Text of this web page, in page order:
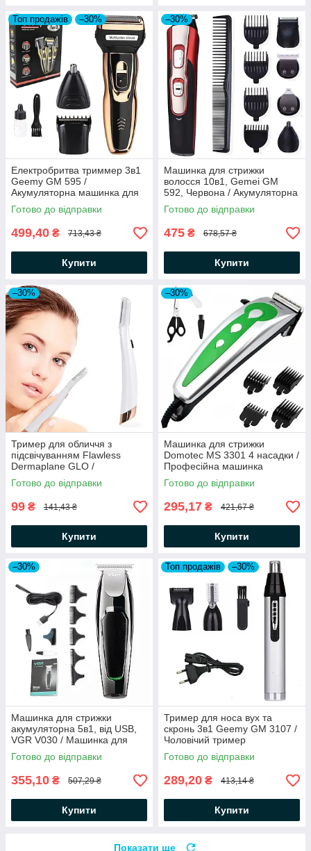
Топ продажів –30%
Електробритва триммер 3в1
Geemy GM 595 /
Акумуляторна машинка для
стрижки / Бритва шейвер
Готово до відправки
499,40 ₴ 713,43 ₴
Купити
–30%
Машинка для стрижки
волосся 10в1, Gemei GM
592, Червона / Акумуляторна
бритва-триммер для стрижки
волосся
Готово до відправки
475 ₴ 678,57 ₴
Купити
–30%
Тример для обличчя з
підсвічуванням Flawless
Dermaplane GLO /
Портативний жіночий міні
тример
Готово до відправки
99 ₴ 141,43 ₴
Купити
–30%
Машинка для стрижки
Domotec MS 3301 4 насадки /
Професійна машинка
волосся
Готово до відправки
295,17 ₴ 421,67 ₴
Купити
–30%
Машинка для стрижки
акумуляторна 5в1, від USB,
VGR V030 / Машинка для
стрижки волосся / Тример
для бороди
Готово до відправки
355,10 ₴ 507,29 ₴
Купити
Топ продажів –30%
Тример для носа вух та
скронь 3в1 Geemy GM 3107 /
Чоловічий тример
акумуляторний
Готово до відправки
289,20 ₴ 413,14 ₴
Купити
Показати ще